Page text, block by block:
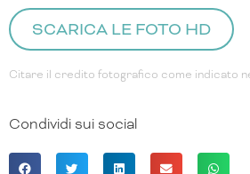
SCARICA LE FOTO HD
Citare il credito fotografico come indicato
Condividi sui social